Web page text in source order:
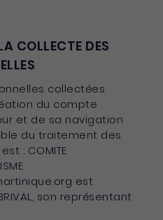
COLLECTE DES
collectées
du compte
et de sa navigation
du traitement des
: COMITE
est
son représentant